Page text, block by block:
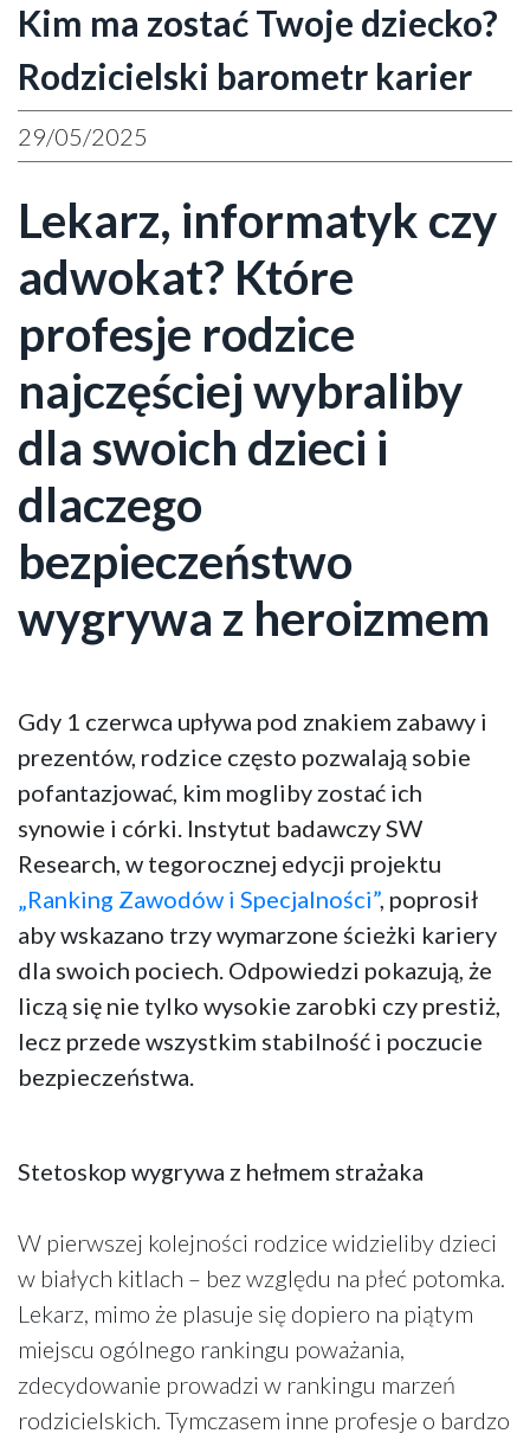
Kim ma zostać Twoje dziecko?
Rodzicielski barometr karier
29/05/2025
Lekarz, informatyk czy
adwokat? Które
profesje rodzice
najczęściej wybraliby
dla swoich dzieci i
dlaczego
bezpieczeństwo
wygrywa z heroizmem
Gdy 1 czerwca upływa pod znakiem zabawy i
prezentów, rodzice często pozwalają sobie
pofantazjować, kim mogliby zostać ich
synowie i córki. Instytut badawczy SW
Research, w tegorocznej edycji projektu
„Ranking Zawodów i Specjalności”, poprosił
aby wskazano trzy wymarzone ścieżki kariery
dla swoich pociech. Odpowiedzi pokazują, że
liczą się nie tylko wysokie zarobki czy prestiż,
lecz przede wszystkim stabilność i poczucie
bezpieczeństwa.
Stetoskop wygrywa z hełmem strażaka
W pierwszej kolejności rodzice widzieliby dzieci
w białych kitlach – bez względu na płeć potomka.
Lekarz, mimo że plasuje się dopiero na piątym
miejscu ogólnego rankingu poważania,
zdecydowanie prowadzi w rankingu marzeń
rodzicielskich. Tymczasem inne profesje o bardzo